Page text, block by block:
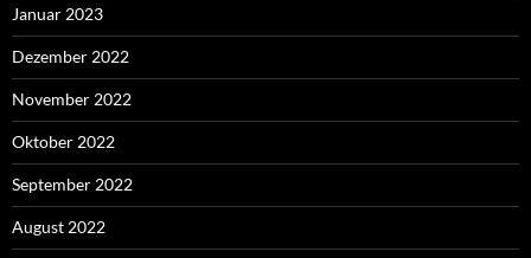
Januar 2023
Dezember 2022
November 2022
Oktober 2022
September 2022
August 2022